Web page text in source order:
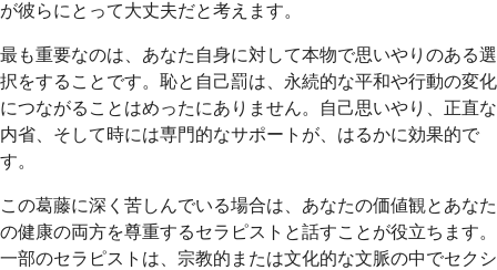
が彼らにとって大丈夫だと考えます。
最も重要なのは、あなた自身に対して本物で思いやりのある選
択をすることです。恥と自己罰は、永続的な平和や行動の変化
につながることはめったにありません。自己思いやり、正直な
内省、そして時には専門的なサポートが、はるかに効果的で
す。
この葛藤に深く苦しんでいる場合は、あなたの価値観とあなた
の健康の両方を尊重するセラピストと話すことが役立ちます。
一部のセラピストは、宗教的または文化的な文脈の中でセクシ